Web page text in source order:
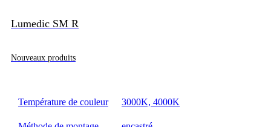
Lumedic SM R
Nouveaux produits
Température de couleur 3000K, 4000K